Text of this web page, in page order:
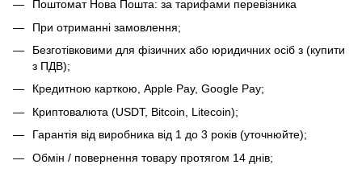
Поштомат Нова Пошта: за тарифами перевізника
При отриманні замовлення;
Безготівковими для фізичних або юридичних осіб з (купити
з ПДВ);
Кредитною карткою, Apple Pay, Google Pay;
Криптовалюта (USDT, Bitcoin, Litecoin);
Гарантія від виробника від 1 до 3 років (уточнюйте);
Обмін / повернення товару протягом 14 днів;